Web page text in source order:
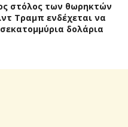
στόλος των θωρηκτών
Τραμπ ενδέχεται να
δολάρια